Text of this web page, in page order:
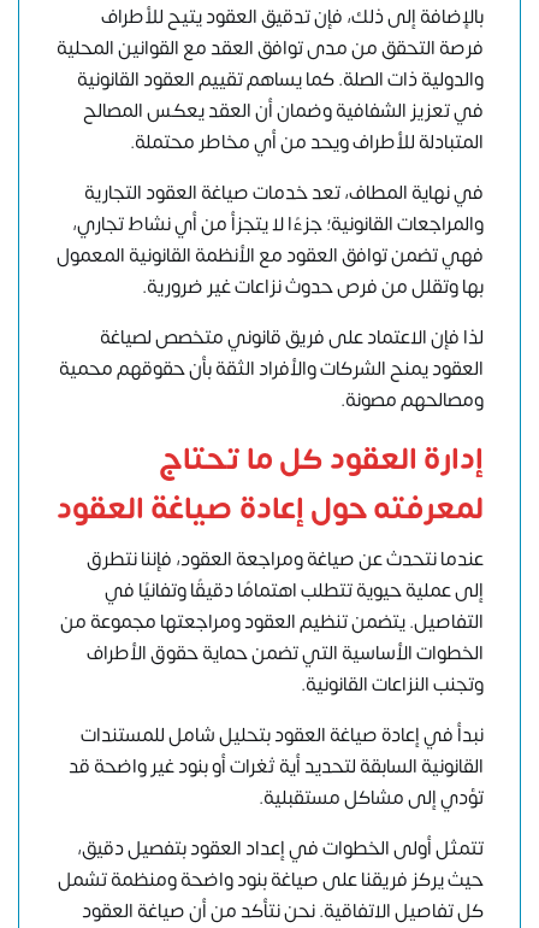
بالإضافة إلى ذلك، فإن تدقيق العقود يتيح للأطراف
فرصة التحقق من مدى توافق العقد مع القوانين المحلية
والدولية ذات الصلة. كما يساهم تقييم العقود القانونية
في تعزيز الشفافية وضمان أن العقد يعكس المصالح
المتبادلة للأطراف ويحد من أي مخاطر محتملة.
في نهاية المطاف، تعدخدمات صياغة العقود التجارية
والمراجعات القانونية؛ جزءًا لا يتجزأ من أي نشاط تجاري،
فهي تضمن توافق العقود مع الأنظمة القانونية المعمول
بها وتقلل من فرص حدوث نزاعات غير ضرورية.
لذا فإن الاعتماد على فريق قانوني متخصص لصياغة
العقود يمنح الشركات والأفراد الثقة بأن حقوقهم محمية
ومصالحهم مصونة.
إدارة العقود كل ما تحتاج
لمعرفته حول إعادة صياغة العقود
عندما نتحدث عن صياغة ومراجعة العقود، فإننا نتطرق
إلى عملية حيوية تتطلب اهتمامًا دقيقًا وتفانيًا في
التفاصيل. يتضمن تنظيم العقود ومراجعتها مجموعة من
الخطوات الأساسية التي تضمن حماية حقوق الأطراف
وتجنب النزاعات القانونية.
نبدأ في إعادة صياغة العقود بتحليل شامل للمستندات
القانونية السابقة لتحديد أية ثغرات أو بنود غير واضحة قد
تؤدي إلى مشاكل مستقبلية.
تتمثل أولى الخطوات في إعداد العقود بتفصيل دقيق،
حيث يركز فريقنا على صياغة بنود واضحة ومنظمة تشمل
كل تفاصيل الاتفاقية. نحن نتأكد من أن صياغة العقود